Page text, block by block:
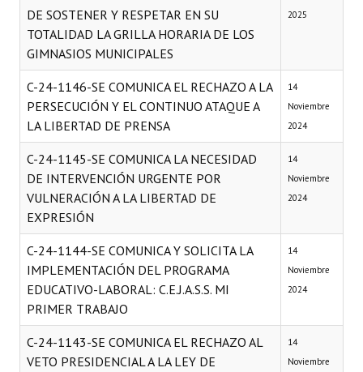
DE SOSTENER Y RESPETAR EN SU
TOTALIDAD LA GRILLA HORARIA DE LOS
GIMNASIOS MUNICIPALES
2025
C-24-1146-SE COMUNICA EL RECHAZO A LA
PERSECUCIÓN Y EL CONTINUO ATAQUE A
LA LIBERTAD DE PRENSA
14
Noviembre
2024
C-24-1145-SE COMUNICA LA NECESIDAD
DE INTERVENCIÓN URGENTE POR
VULNERACIÓN A LA LIBERTAD DE
EXPRESIÓN
14
Noviembre
2024
C-24-1144-SE COMUNICA Y SOLICITA LA
IMPLEMENTACIÓN DEL PROGRAMA
EDUCATIVO-LABORAL: C.E.J.A.S.S. MI
PRIMER TRABAJO
14
Noviembre
2024
C-24-1143-SE COMUNICA EL RECHAZO AL
VETO PRESIDENCIAL A LA LEY DE
14
Noviembre